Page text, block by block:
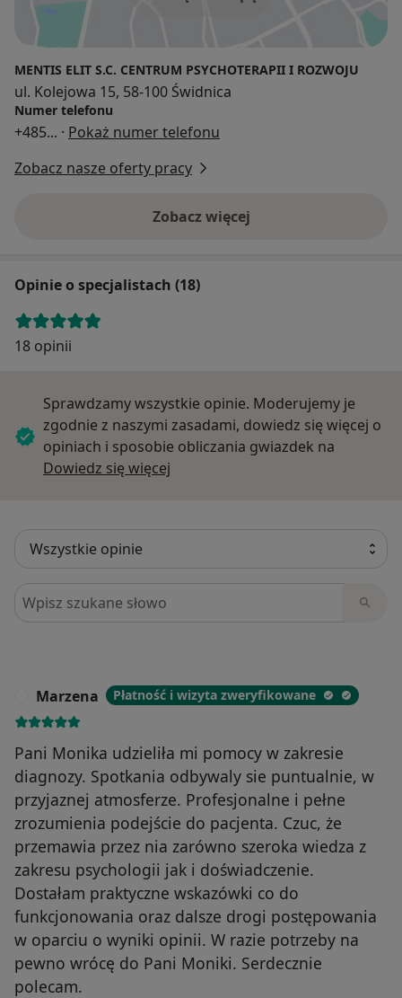
MENTIS ELIT S.C. CENTRUM PSYCHOTERAPII I ROZWOJU
ul. Kolejowa 15, 58-100 Świdnica
Numer telefonu
+485... · Pokaż numer telefonu
Zobacz nasze oferty pracy
Zobacz więcej
Opinie o specjalistach (18)
18 opinii
Sprawdzamy wszystkie opinie. Moderujemy je
zgodnie z naszymi zasadami, dowiedz się więcej o
opiniach i sposobie obliczania gwiazdek na
Dowiedz się więcej
Szukaj w opiniach
Marzena Płatność i wizyta zweryfikowane
Pani Monika udzieliła mi pomocy w zakresie
diagnozy. Spotkania odbywaly sie puntualnie, w
przyjaznej atmosferze. Profesjonalne i pełne
zrozumienia podejście do pacjenta. Czuc, że
przemawia przez nia zarówno szeroka wiedza z
zakresu psychologii jak i doświadczenie.
Dostałam praktyczne wskazówki co do
funkcjonowania oraz dalsze drogi postępowania
w oparciu o wyniki opinii. W razie potrzeby na
pewno wrócę do Pani Moniki. Serdecznie
polecam.